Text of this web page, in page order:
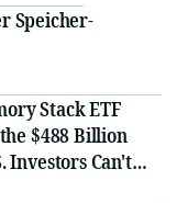
Speicher-
Stack ETF
$488 Billion
Investors Can't